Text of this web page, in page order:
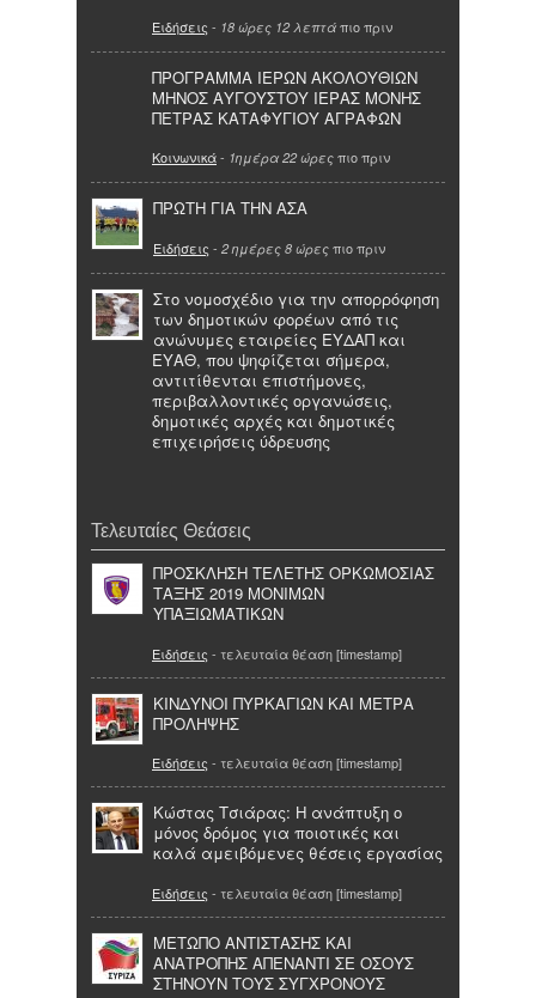
Ειδήσεις - 18 ώρες 12 λεπτά πιο πριν
ΠΡΟΓΡΑΜΜΑ ΙΕΡΩΝ ΑΚΟΛΟΥΘΙΩΝ
ΜΗΝΟΣ ΑΥΓΟΥΣΤΟΥ ΙΕΡΑΣ ΜΟΝΗΣ
ΠΕΤΡΑΣ ΚΑΤΑΦΥΓΙΟΥ ΑΓΡΑΦΩΝ
Κοινωνικά- 1ημέρα 22 ώρες πιο πριν
ΠΡΩΤΗ ΓΙΑ ΤΗΝ ΑΣΑ
Ειδήσεις - 2 ημέρες 8 ώρες πιο πριν
Στο νομοσχέδιο για την απορρόφηση
των δημοτικών φορέων από τις
ανώνυμες εταιρείες ΕΥΔΑΠ και
ΕΥΑΘ, που ψηφίζεται σήμερα,
αντιτίθενται επιστήμονες,
περιβαλλοντικές οργανώσεις,
δημοτικές αρχές και δημοτικές
επιχειρήσεις ύδρευσης
Τελευταίες Θεάσεις
ΠΡΟΣΚΛΗΣΗ ΤΕΛΕΤΗΣ ΟΡΚΩΜΟΣΙΑΣ
ΤΑΞΗΣ 2019 MOΝΙΜΩΝ
ΥΠΑΞΙΩΜΑΤΙΚΩΝ
Ειδήσεις - τελευταία θέαση [timestamp]
ΚΙΝΔΥΝΟΙ ΠΥΡΚΑΓΙΩΝ ΚΑΙ ΜΕΤΡΑ
ΠΡΟΛΗΨΗΣ
Ειδήσεις - τελευταία θέαση [timestamp]
Κώστας Τσιάρας: Η ανάπτυξη ο
μόνος δρόμος για ποιοτικές και
καλά αμειβόμενες θέσεις εργασίας
Ειδήσεις - τελευταία θέαση [timestamp]
ΜΕΤΩΠΟ ΑΝΤΙΣΤΑΣΗΣ ΚΑΙ
ΑΝΑΤΡΟΠΗΣ ΑΠΕΝΑΝΤΙ ΣΕ ΟΣΟΥΣ
ΣΤΗΝΟΥΝ ΤΟΥΣ ΣΥΓΧΡΟΝΟΥΣ